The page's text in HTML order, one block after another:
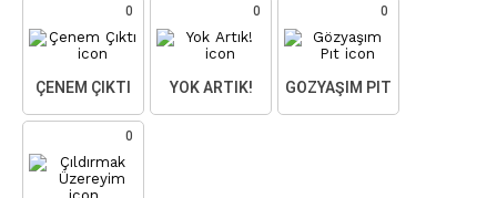
0
ÇENEM ÇIKTI
0
YOK ARTIK!
0
GÖZYAŞIM PIT
0